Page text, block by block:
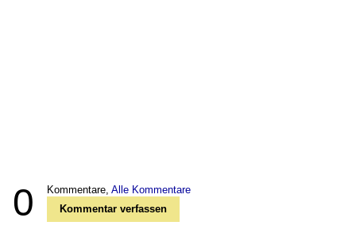
0 Kommentare, Alle Kommentare
Kommentar verfassen